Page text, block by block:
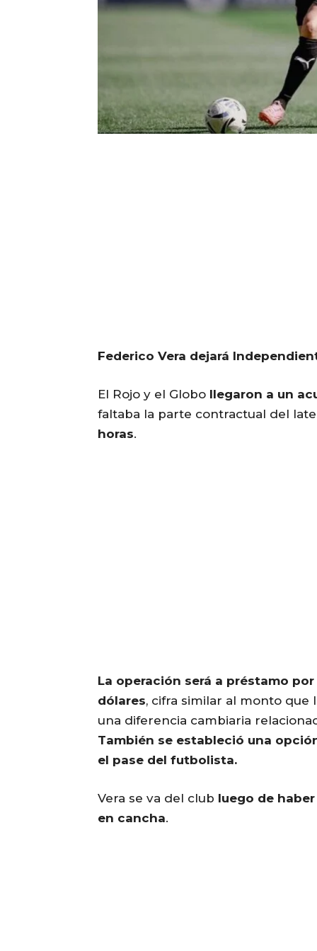
Federico Vera dejará
El Rojo y el Globo llegaron a un
faltaba la parte contractual del
horas.
La operación será a préstamo
dólares, cifra similar al monto que
una diferencia cambiaria
También se estableció una
el pase del futbolista.
Vera se va del club luego de
en cancha.